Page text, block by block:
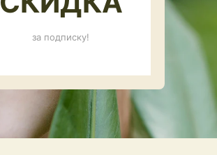
за подписку!